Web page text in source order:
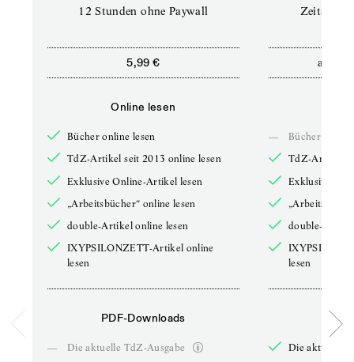
12 Stunden ohne Paywall
5,99 €
Online lesen
Bücher online lesen
TdZ-Artikel seit 2013 online lesen
Exklusive Online-Artikel lesen
„Arbeitsbücher“ online lesen
double-Artikel online lesen
IXYPSILONZETT-Artikel online
lesen
PDF-Downloads
— Die aktuelle TdZ-Ausgabe
ab
—
Bücher online
TdZ-Artikel
Exklusive
double-
lesen
Die aktuelle